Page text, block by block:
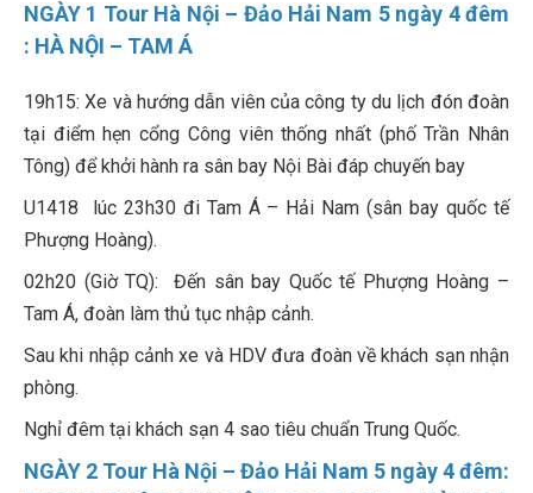
NGÀY 1 Tour Hà Nội – Đảo Hải Nam 5 ngày 4 đêm
: HÀ NỘI – TAM Á
19h15: Xe và hướng dẫn viên của công ty du lịch đón đoàn
tại điểm hẹn cổng Công viên thống nhất (phố Trần Nhân
Tông) để khởi hành ra sân bay Nội Bài đáp chuyến bay
U1418 lúc 23h30 đi Tam Á – Hải Nam (sân bay quốc tế
Phượng Hoàng).
02h20 (Giờ TQ): Đến sân bay Quốc tế Phượng Hoàng –
Tam Á, đoàn làm thủ tục nhập cảnh.
Sau khi nhập cảnh xe và HDV đưa đoàn về khách sạn nhận
phòng.
Nghỉ đêm tại khách sạn 4 sao tiêu chuẩn Trung Quốc.
NGÀY 2 Tour Hà Nội – Đảo Hải Nam 5 ngày 4 đêm: